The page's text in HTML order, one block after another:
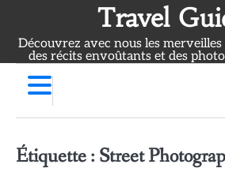
content
Travel
Découvrez avec nous les
des récits envoûtants et des
Étiquette : Street